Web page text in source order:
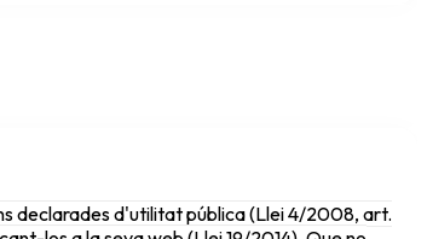
declarades d'utilitat pública (Llei 4/2008, art.